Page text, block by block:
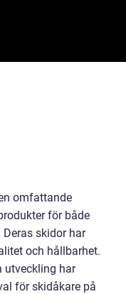
omfattande
för både
skidor har
och hållbarhet.
utveckling har
för skidåkare på